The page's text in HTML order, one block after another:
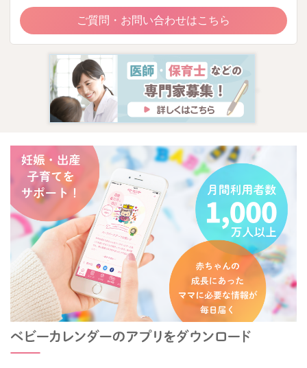
ご質問・お問い合わせはこちら